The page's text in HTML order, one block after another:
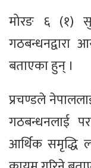
मोरङ ६ (१)
गठबन्धनद्वारा
बताएका हुन् ।
प्रचण्डले
गठबन्धनलाई
आर्थिक समृद्धि